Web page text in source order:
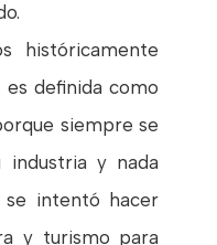
históricamente
es definida como
siempre se
y nada
se intentó hacer
y turismo para